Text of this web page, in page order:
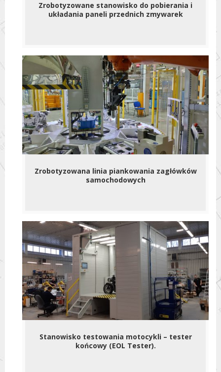
Zrobotyzowane stanowisko do pobierania i
układania paneli przednich zmywarek
Zrobotyzowana linia piankowania zagłówków
samochodowych
Stanowisko testowania motocykli – tester
końcowy (EOL Tester).